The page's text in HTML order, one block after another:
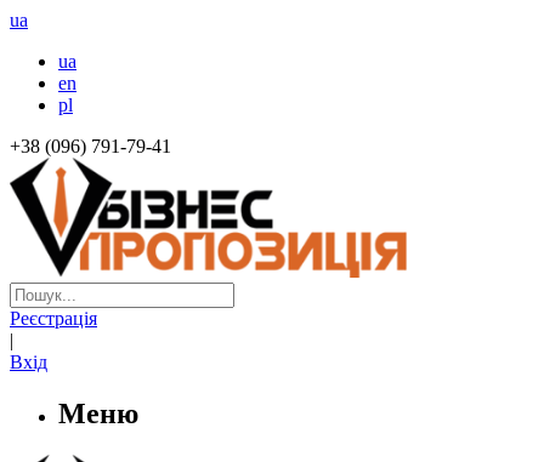
ua
ua
en
pl
+38 (096) 791-79-41
Реєстрація
|
Вхід
Меню